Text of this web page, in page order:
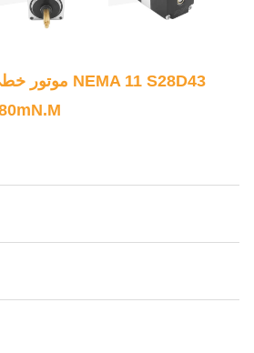
80mN.M برای صنعت پزشکی